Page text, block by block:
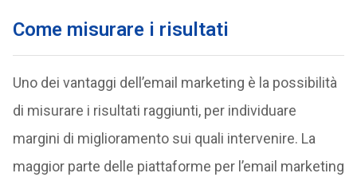
Come misurare i risultati
Uno dei vantaggi dell’email marketing è la possibilità
di misurare i risultati raggiunti, per individuare
margini di miglioramento sui quali intervenire. La
maggior parte delle piattaforme per l’email marketing